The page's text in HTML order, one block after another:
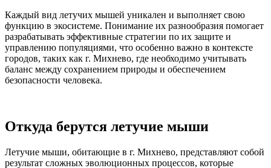
Каждый вид летучих мышей уникален и выполняет свою
функцию в экосистеме. Понимание их разнообразия помогает
разрабатывать эффективные стратегии по их защите и
управлению популяциями, что особенно важно в контексте
городов, таких как г. Михнево, где необходимо учитывать
баланс между сохранением природы и обеспечением
безопасности человека.
Откуда берутся летучие мыши
Летучие мыши, обитающие в г. Михнево, представляют собой
результат сложных эволюционных процессов, которые